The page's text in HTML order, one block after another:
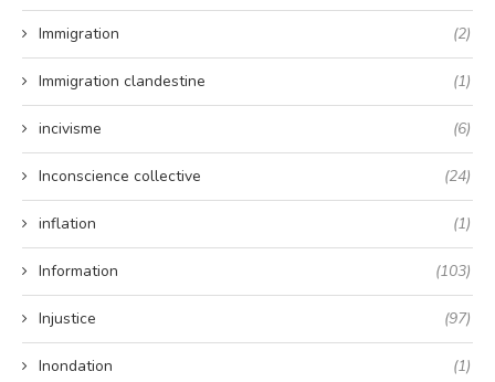
Immigration (2)
Immigration clandestine (1)
incivisme (6)
Inconscience collective (24)
inflation (1)
Information (103)
Injustice (97)
Inondation (1)